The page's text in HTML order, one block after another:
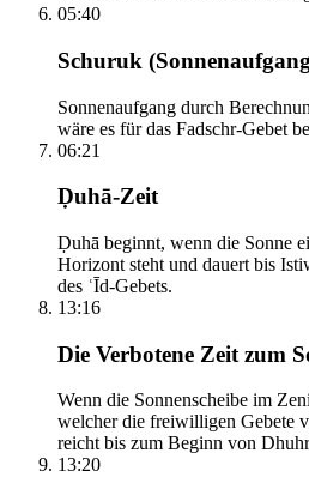
05:40
Schuruk
Sonnenaufgang durch
wäre es für das Fadschr-Gebet
06:21
Ḍuhā-Zeit
Ḍuhā beginnt, wenn die Sonne
Horizont steht und dauert bis
des ʿĪd-Gebets.
13:16
Die Verbotene Zeit zum
Wenn die Sonnenscheibe im
welcher die freiwilligen Gebete
reicht bis zum Beginn von
13:20